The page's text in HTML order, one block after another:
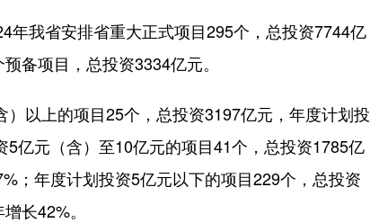
我省安排省重大正式项目295个，总投资7744亿
备项目，总投资3334亿元。
上的项目25个，总投资3197亿元，年度计划投
亿元（含）至10亿元的项目41个，总投资1785亿
；年度计划投资5亿元以下的项目229个，总投资
长42%。